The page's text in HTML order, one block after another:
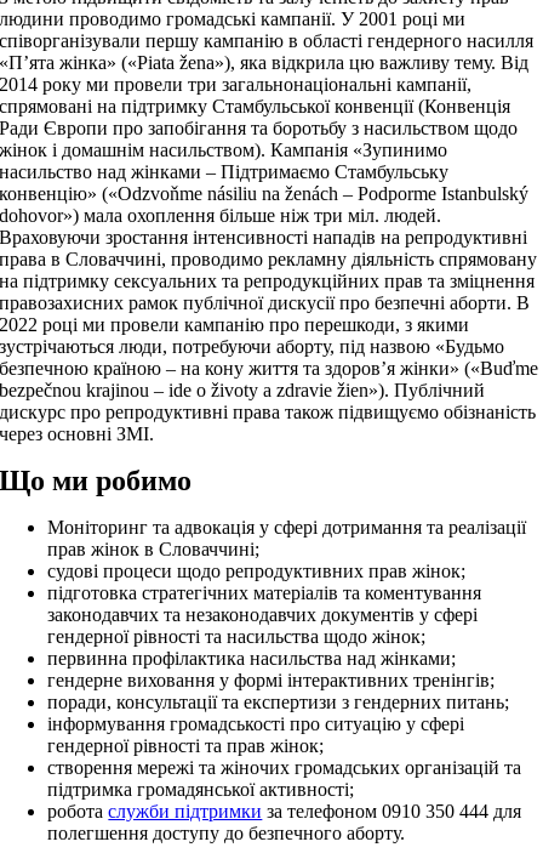
людини проводимо громадські кампанії. У 2001 році ми
співорганізували першу кампанію в області гендерного насилля
«П’ята жінка» («Piata žena»), яка відкрила цю важливу тему. Від
2014 року ми провели три загальнонаціональні кампанії,
спрямовані на підтримку Стамбульської конвенції (Конвенція
Ради Європи про запобігання та боротьбу з насильством щодо
жінок і домашнім насильством). Кампанія «Зупинимо
насильство над жінками – Підтримаємо Стамбульську
конвенцію» («Odzvoňme násiliu na ženách – Podporme Istanbulský
dohovor») мала охоплення більше ніж три міл. людей.
Враховуючи зростання інтенсивності нападів на репродуктивні
права в Словаччині, проводимо рекламну діяльність спрямовану
на підтримку сексуальних та репродукційних прав та зміцнення
правозахисних рамок публічної дискусії про безпечні аборти. В
2022 році ми провели кампанію про перешкоди, з якими
зустрічаються люди, потребуючи аборту, під назвою «Будьмо
безпечною країною – на кону життя та здоров’я жінки» («Buďme
bezpečnou krajinou – ide o životy a zdravie žien»). Публічний
дискурс про репродуктивні права також підвищуємо обізнаність
через основні ЗМІ.
Що ми робимо
Моніторинг та адвокація у сфері дотримання та реалізації
прав жінок в Словаччині;
судові процеси щодо репродуктивних прав жінок;
підготовка стратегічних матеріалів та коментування
законодавчих та незаконодавчих документів у сфері
гендерної рівності та насильства щодо жінок;
первинна профілактика насильства над жінками;
гендерне виховання у формі інтерактивних тренінгів;
поради, консультації та експертизи з гендерних питань;
інформування громадськості про ситуацію у сфері
гендерної рівності та прав жінок;
створення мережі та жіночих громадських організацій та
підтримка громадянської активності;
роботаслужби підтримки за телефоном 0910 350 444 для
полегшення доступу до безпечного аборту.